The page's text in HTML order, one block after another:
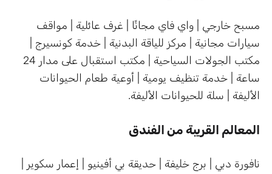
مسبح خارجي | واي فاي مجانًا | غرف عائلية | مواقف
سيارات مجانية | مركز للياقة البدنية | خدمة كونسيرج |
مكتب الجولات السياحية | مكتب استقبال على مدار 24
ساعة | خدمة تنظيف يومية | أوعية طعام الحيوانات
الأليفة | سلة للحيوانات الأليفة.
المعالم القريبة من الفندق
نافورة دبي | برج خليفة | حديقة بي أفينيو | إعمار سكوير |